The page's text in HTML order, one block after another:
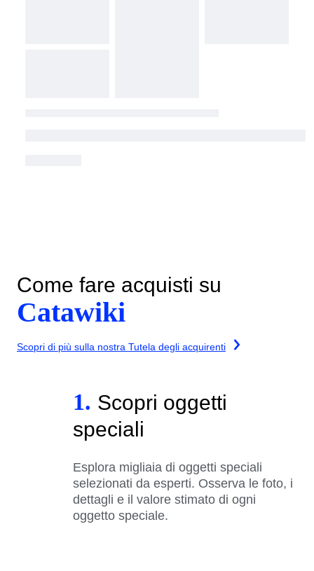
Come fare acquisti su
Catawiki
Scopri di più sulla nostra Tutela degli acquirenti
1. Scopri oggetti
speciali
Esplora migliaia di oggetti speciali
selezionati da esperti. Osserva le foto, i
dettagli e il valore stimato di ogni
oggetto speciale.